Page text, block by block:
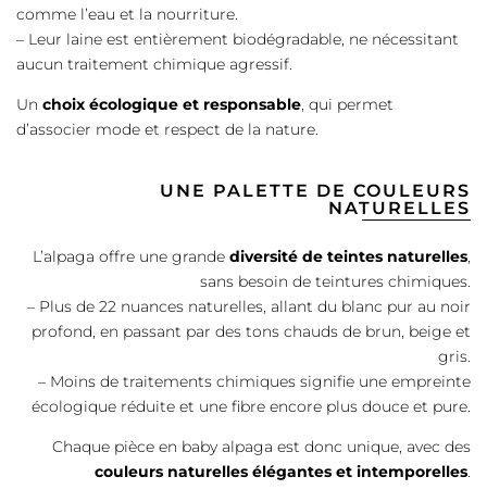
comme l’eau et la nourriture.
– Leur laine est entièrement biodégradable, ne nécessitant
aucun traitement chimique agressif.
Un choix écologique et responsable, qui permet
d’associer mode et respect de la nature.
UNE PALETTE DE COULEURS
NATURELLES
L’alpaga offre une grande diversité de teintes naturelles,
sans besoin de teintures chimiques.
– Plus de 22 nuances naturelles, allant du blanc pur au noir
profond, en passant par des tons chauds de brun, beige et
gris.
– Moins de traitements chimiques signifie une empreinte
écologique réduite et une fibre encore plus douce et pure.
Chaque pièce en baby alpaga est donc unique, avec des
couleurs naturelles élégantes et intemporelles.